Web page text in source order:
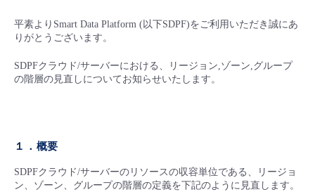
すべてのメニューを見る
管理機能
モニタリング/監査
- 新規お申し込み方法
- 初期設定・確認
- IoTメンテナンス予定
トレーニング/操作動画
平素よりSmart Data Platform (以下SDPF)をご利用いただき誠にあ
りがとうございます。
SDPFクラウド/サーバーにおける、リージョン,ゾーン,グループ
の階層の見直しについてお知らせいたします。
１．概要
SDPFクラウド/サーバーのリソースの収容単位である、リージョ
ン、ゾーン、グループの階層の定義を下記のように見直します。